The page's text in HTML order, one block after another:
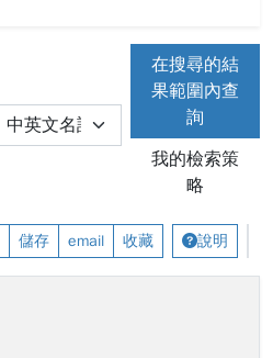
在搜尋的結
果範圍內查
詢
我的檢索策
略
儲存 email 收藏 說明